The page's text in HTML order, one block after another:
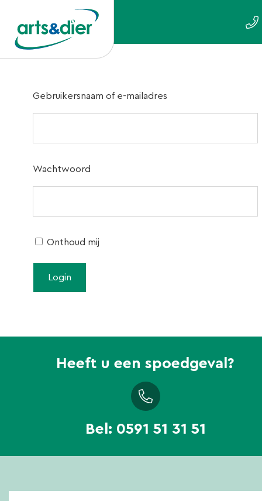
Gebruikersnaam of e-mailadres
Wachtwoord
Onthoud mij
Heeft u een spoedgeval?
Bel: 0591 51 31 51